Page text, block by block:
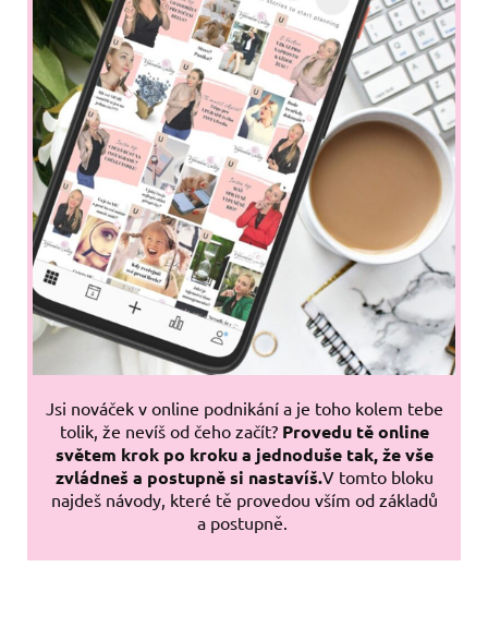
Jsi nováček v online podnikání a je toho kolem tebe
tolik, že nevíš od čeho začít? Provedu tě online
světem krok po kroku a jednoduše tak, že vše
zvládneš a postupně si nastavíš.V tomto bloku
najdeš návody, které tě provedou vším od základů
a postupně.